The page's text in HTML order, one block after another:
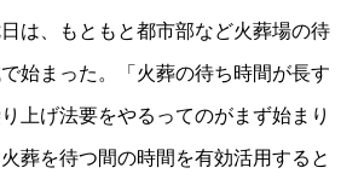
は、もともと都市部など火葬場の待
始まった。「火葬の待ち時間が長す
上げ法要をやるってのがまず始まり
葬を待つ間の時間を有効活用すると